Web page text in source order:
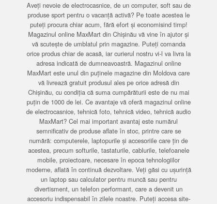
Aveți nevoie de electrocasnice, de un computer, soft sau de
produse sport pentru o vacanță activă? Pe toate acestea le
puteți procura chiar acum, fără efort și economisind timp!
Magazinul online MaxMart din Chișinău vă vine în ajutor și
vă scutește de umblatul prin magazine. Puteți comanda
orice produs chiar de acasă, iar curierul nostru vi-l va livra la
adresa indicată de dumneavoastră. Magazinul online
MaxMart este unul din puținele magazine din Moldova care
vă livrează gratuit produsul ales pe orice adresă din
Chișinău, cu condiția că suma cumpărăturii este de nu mai
puțin de 1000 de lei. Ce avantaje vă oferă magazinul online
de electrocasnice, tehnică foto, tehnică video, tehnică audio
MaxMart? Cel mai important avantaj este numărul
semnificativ de produse aflate în stoc, printre care se
numără: computerele, laptopurile și accesoriile care țin de
acestea, precum softurile, tastaturile, cablurile, telefoanele
mobile, proiectoare, necesare în epoca tehnologiilor
moderne, aflată în continuă dezvoltare. Veți găsi cu ușurință
un laptop sau calculator pentru muncă sau pentru
divertisment, un telefon performant, care a devenit un
accesoriu indispensabil în zilele noastre. Puteți accesa site-